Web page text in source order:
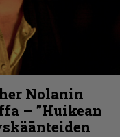
Nolanin
– ”Huikean